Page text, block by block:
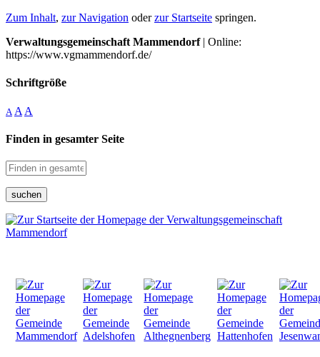
Zum Inhalt, zur Navigation oderzur Startseite springen.
Verwaltungsgemeinschaft Mammendorf| Online:
https://www.vgmammendorf.de/
Schriftgröße
A A A
Finden in gesamter Seite
suchen